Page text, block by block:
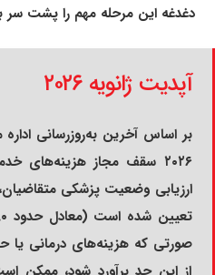
دغدغه این مرحله مهم را پشت سر
آپدیت ژانویه ۲۰۲۶
۲۰۲۶ سقف مجاز هزینه‌های
صورتی که هزینه‌های درمانی یا